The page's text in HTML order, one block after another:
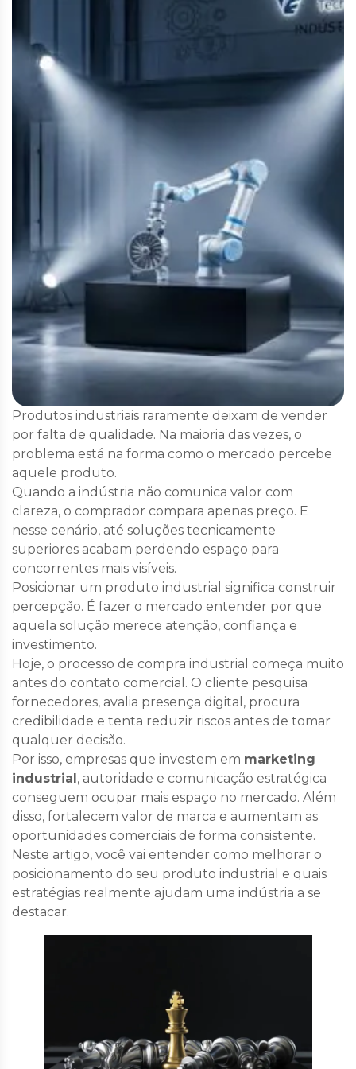
Produtos industriais raramente deixam de vender
por falta de qualidade. Na maioria das vezes, o
problema está na forma como o mercado percebe
aquele produto.
Quando a indústria não comunica valor com
clareza, o comprador compara apenas preço. E
nesse cenário, até soluções tecnicamente
superiores acabam perdendo espaço para
concorrentes mais visíveis.
Posicionar um produto industrial significa construir
percepção. É fazer o mercado entender por que
aquela solução merece atenção, confiança e
investimento.
Hoje, o processo de compra industrial começa muito
antes do contato comercial. O cliente pesquisa
fornecedores, avalia presença digital, procura
credibilidade e tenta reduzir riscos antes de tomar
qualquer decisão.
Por isso, empresas que investem em marketing
industrial, autoridade e comunicação estratégica
conseguem ocupar mais espaço no mercado. Além
disso, fortalecem valor de marca e aumentam as
oportunidades comerciais de forma consistente.
Neste artigo, você vai entender como melhorar o
posicionamento do seu produto industrial e quais
estratégias realmente ajudam uma indústria a se
destacar.